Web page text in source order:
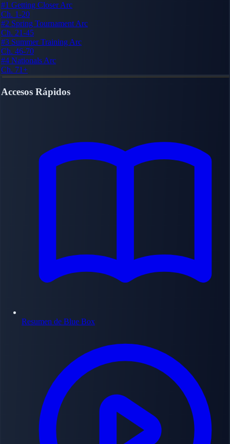
#1 Getting Closer Arc
Ch. 1-20
#2 Spring Tournament Arc
Ch. 21-45
#3 Summer Training Arc
Ch. 46-70
#4 Nationals Arc
Ch. 71+
Accesos Rápidos
Resumen de Blue Box